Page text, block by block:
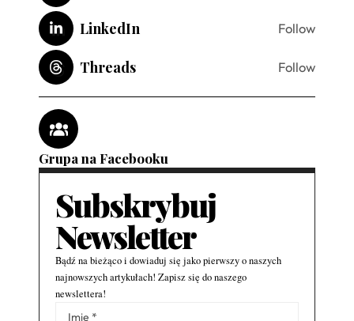
LinkedIn Follow
Threads Follow
Grupa na Facebooku
Subskrybuj
Newsletter
Bądź na bieżąco i dowiaduj się jako pierwszy o naszych
najnowszych artykułach! Zapisz się do naszego
newslettera!
Alternative: